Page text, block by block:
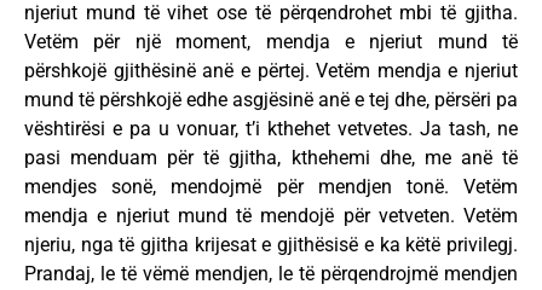
njeriut mund të vihet ose të përqendrohet mbi të gjitha.
Vetëm për një moment, mendja e njeriut mund të
përshkojë gjithësinë anë e përtej. Vetëm mendja e njeriut
mund të përshkojë edhe asgjësinë anë e tej dhe, përsëri pa
vështirësi e pa u vonuar, t’i kthehet vetvetes. Ja tash, ne
pasi menduam për të gjitha, kthehemi dhe, me anë të
mendjes sonë, mendojmë për mendjen tonë. Vetëm
mendja e njeriut mund të mendojë për vetveten. Vetëm
njeriu, nga të gjitha krijesat e gjithësisë e ka këtë privilegj.
Prandaj, le të vëmë mendjen, le të përqendrojmë mendjen